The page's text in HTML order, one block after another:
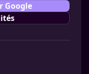
Google